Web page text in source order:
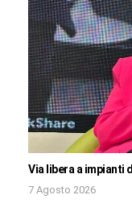
Via libera a impianti
7 Agosto 2026